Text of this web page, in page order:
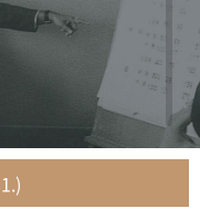
물 영상 기록물